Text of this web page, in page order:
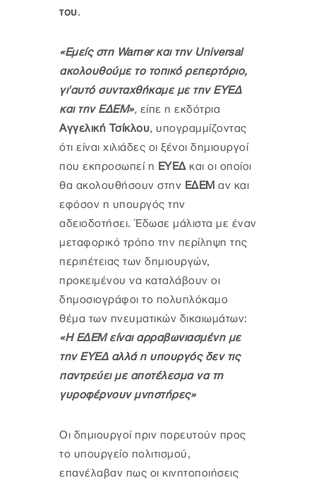
του.
«Εμείς στη Warner και την Universal
ακολουθούμε το τοπικό ρεπερτόριο,
γι'αυτό συνταχθήκαμε με την ΕΥΕΔ
και την ΕΔΕΜ», είπε η εκδότρια
Αγγελική Τσίκλου, υπογραμμίζοντας
ότι είναι χιλιάδες οι ξένοι δημιουργοί
που εκπροσωπεί η ΕΥΕΔκαι οι οποίοι
θα ακολουθήσουν στην ΕΔΕΜ αν και
εφόσον η υπουργός την
αδειοδοτήσει. Έδωσε μάλιστα με έναν
μεταφορικό τρόπο την περίληψη της
περιπέτειας των δημιουργών,
προκειμένου να καταλάβουν οι
δημοσιογράφοι το πολυπλόκαμο
θέμα των πνευματικών δικαιωμάτων:
«Η ΕΔΕΜ είναι αρραβωνιασμένη με
την ΕΥΕΔ αλλά η υπουργός δεν τις
παντρεύει με αποτέλεσμα να τη
γυροφέρνουν μνηστήρες»
Οι δημιουργοί πριν πορευτούν προς
το υπουργείο πολιτισμού,
επανέλαβαν πως οι κινητοποιήσεις